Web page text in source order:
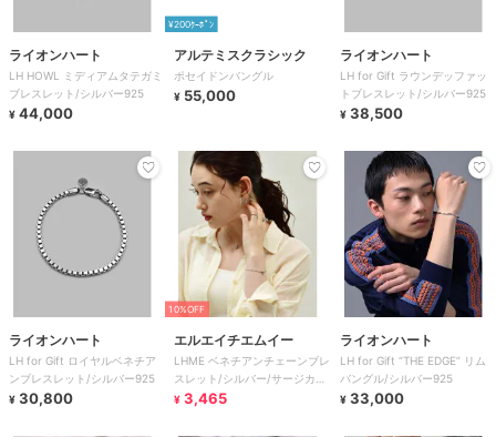
ライオンハート
LH HOWL ミディアムタテガミ
ブレスレット/シルバー925
¥ 44,000
¥200ｸｰﾎﾟﾝ
アルテミスクラシック
ポセイドンバングル
¥ 55,000
ライオンハート
LH for Gift ラウンデッファッ
トブレスレット/シルバー925
¥ 38,500
ライオンハート
LH for Gift ロイヤルベネチア
ンブレスレット/シルバー925
¥ 30,800
10%OFF
エルエイチエムイー
LHME ベネチアンチェーンブレ
スレット/シルバー/サージカル
ステンレス 金属アレルギー対
¥ 3,465
ライオンハート
LH for Gift “THE EDGE” リム
バングル/シルバー925
¥ 33,000